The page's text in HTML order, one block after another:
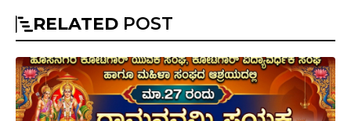
RELATED POST